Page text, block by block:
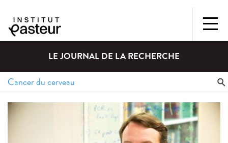
LE JOURNAL DE LA RECHERCHE